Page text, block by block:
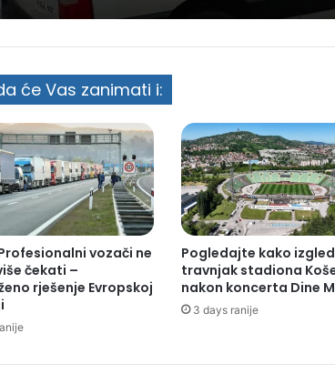
će Vas zanimati i:
vozači ne
čekati –
rješenje Evropskoj
Pogledajte kako
travnjak stadiona
nakon koncerta Dine
3 days ranije